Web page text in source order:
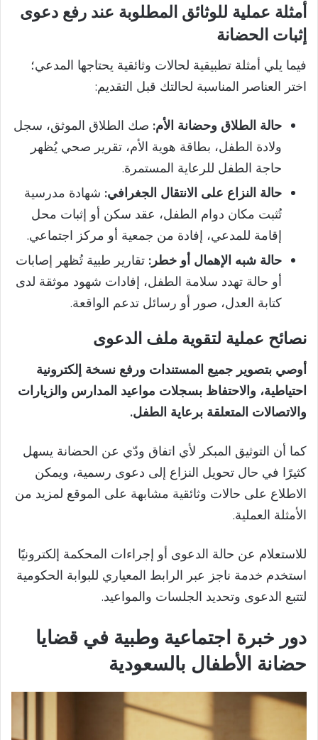
أمثلة عملية للوثائق المطلوبة عند رفع دعوى
إثبات الحضانة
فيما يلي أمثلة تطبيقية لحالات وثائقية يحتاجها المدعي؛
اختر العناصر المناسبة لحالتك قبل التقديم:
حالة الطلاق وحضانة الأم: صك الطلاق الموثق، سجل
ولادة الطفل، بطاقة هوية الأم، تقرير صحي يُظهر
حاجة الطفل للرعاية المستمرة.
حالة النزاع على الانتقال الجغرافي: شهادة مدرسية
تُثبت مكان دوام الطفل، عقد سكن أو إثبات محل
إقامة للمدعي، إفادة من جمعية أو مركز اجتماعي.
حالة شبه الإهمال أو خطر: تقارير طبية تُظهر إصابات
أو حالة تهدد سلامة الطفل، إفادات شهود موثقة لدى
كتابة العدل، صور أو رسائل تدعم الواقعة.
نصائح عملية لتقوية ملف الدعوى
أوصي بتصوير جميع المستندات ورفع نسخة إلكترونية
احتياطية، والاحتفاظ بسجلات مواعيد المدارس والزيارات
والاتصالات المتعلقة برعاية الطفل.
كما أن التوثيق المبكر لأي اتفاق ودّي عن الحضانة يسهل
كثيرًا في حال تحويل النزاع إلى دعوى رسمية، ويمكن
الاطلاع على حالات وثائقية مشابهة على الموقع لمزيد من
الأمثلة العملية.
للاستعلام عن حالة الدعوى أو إجراءات المحكمة إلكترونيًا
استخدم خدمة ناجز عبر الرابط المعياري للبوابة الحكومية
لتتبع الدعوى وتحديد الجلسات والمواعيد.
دور خبرة اجتماعية وطبية في قضايا
حضانة الأطفال بالسعودية